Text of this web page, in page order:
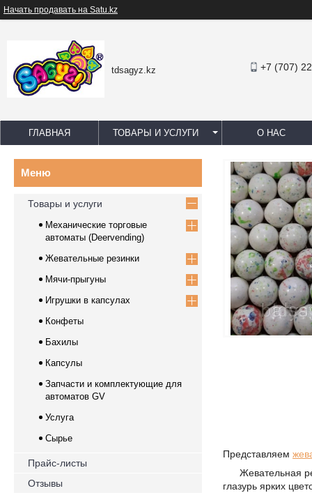
Начать продавать на Satu.kz
tdsagyz.kz +7 (707)
ГЛАВНАЯ ТОВАРЫ И УСЛУГИ О НАС
Представляем
Жевательная
глазурь ярких
Товары и услуги
Механические торговые
автоматы (Deervending)
Жевательные резинки
Мячи-прыгуны
Игрушки в капсулах
Конфеты
Бахилы
Капсулы
Запчасти и комплектующие для
автоматов GV
Услуга
Сырье
Прайс-листы
Отзывы